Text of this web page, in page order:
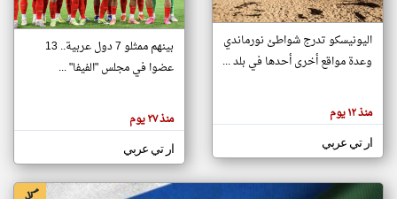
تغيير الدولة
اخبار جزر القمر على مدار الساعة
أهم اخبار جزر القمر العاجلة والمباشرة
هنا عن
وجهة
كاتبيها.
اليونيسكو تدرج شواطئ نورماندي
وعدة مواقع أخرى أحدها في بلد ...
منذ ١٢ يوم
ار تي عربي
بينهم ممثلو 7 دول عربية.. 13
عضوا في مجلس "الفيفا" ...
منذ ٢٧ يوم
ار تي عربي
klyoum.com